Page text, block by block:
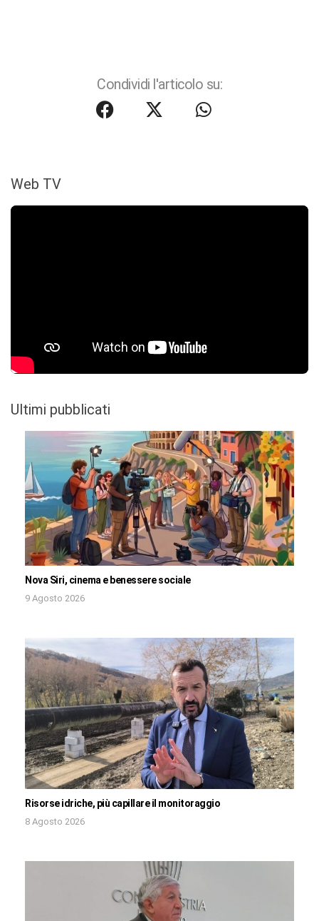
Condividi l'articolo su:
Web TV
Ultimi pubblicati
Nova Siri, cinema e benessere sociale
9 Agosto 2026
Risorse idriche, più capillare il monitoraggio
8 Agosto 2026